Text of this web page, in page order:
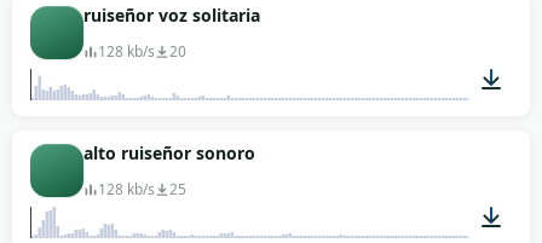
ruiseñor voz solitaria
128 kb/s 20
alto ruiseñor sonoro
128 kb/s 25